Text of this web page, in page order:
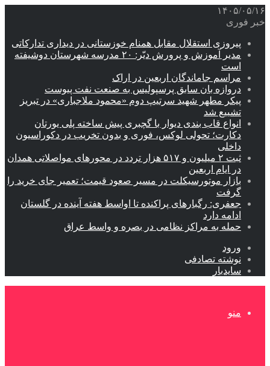
۱۴۰۵/۰۵/۱۶
خبر فوری
پیروزی استقلال مقابل همنام خوزستانی در دیداری تدارکاتی
مدیر آموزش و پرورش دیّر: ۲۰ مدرسه شهرستان دوشیفته
است
مراسم جاماندگان اربعین در اراک
دروازه بان سابق پرسپولیس به صنعت نفت پیوست
پیکر مطهر شهید سرتیپ دوم «محمود ملاجباری» در تبریز
تشییع شد
انواع قاب بندی دیوار با گچبری پیش ساخته پلی یورتان
دکارت؛ تحولی لوکس، فوری و بدون تخریب در دکوراسیون
داخلی
ثبت ۲ میلیون و ۵۱۷ هزار تردد در محورهای مواصلاتی همدان
در ایام اربعین
بازار موتورسیکلت در مسیر صعود قیمت؛ تعمیر جای خرید را
گرفت
جعفری: رگبارهای پراکنده تا اواسط هفته آینده در گلستان
ادامه دارد
حمله به مراکز نظامی در بصره و واسط عراق
ورود
نوشته تصادفی
سایدبار
منو